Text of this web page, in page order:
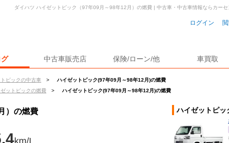
ログイン
中古車販売店 保険/ローン/他 車買取
ピックの中古車 >
ハイゼットピック(97年09月～98年12月)の燃費
ゼットピックの燃費 > ハイゼットピック(97年09月～98年12月)の燃費
ダイハツ ハイゼットピック（97年09月～98年12月）の燃費 | 中古車・中古車情報ならカーセ
）の燃費
km/L
ハイゼットピッ